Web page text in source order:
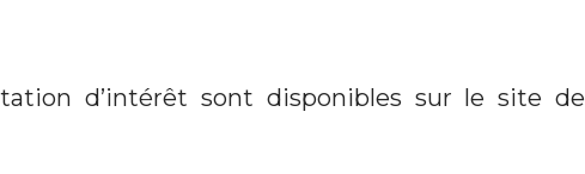
d’intérêt sont disponibles sur le site de